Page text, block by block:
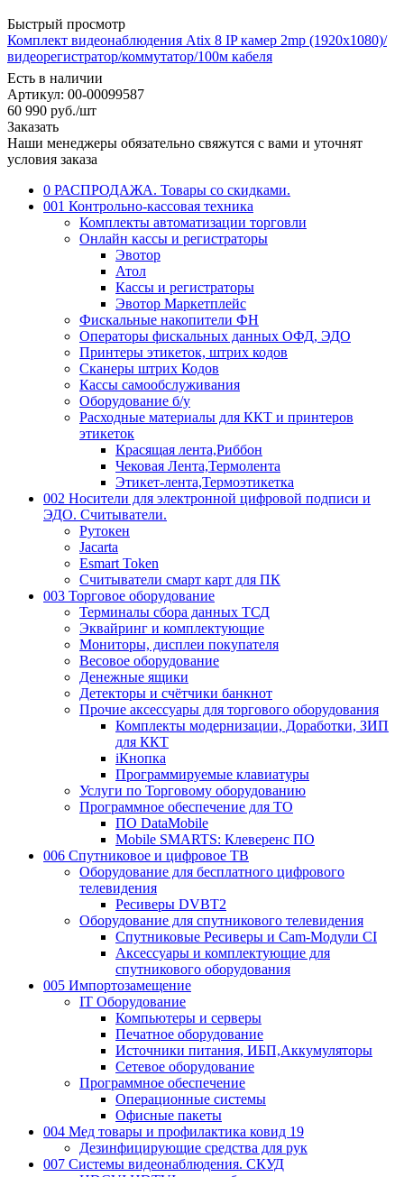
Быстрый просмотр
Комплект видеонаблюдения Atix 8 IP камер 2mp (1920x1080)/
видеорегистратор/коммутатор/100м кабеля
Есть в наличии
Артикул: 00-00099587
60 990 руб./шт
Заказать
Наши менеджеры обязательно свяжутся с вами и уточнят
условия заказа
0 РАСПРОДАЖА. Товары со скидками.
001 Контрольно-кассовая техника
Комплекты автоматизации торговли
Онлайн кассы и регистраторы
Эвотор
Атол
Кассы и регистраторы
Эвотор Маркетплейс
Фискальные накопители ФН
Операторы фискальных данных ОФД, ЭДО
Принтеры этикеток, штрих кодов
Сканеры штрих Кодов
Кассы самообслуживания
Оборудование б/у
Расходные материалы для ККТ и принтеров
этикеток
Красящая лента,Риббон
Чековая Лента,Термолента
Этикет-лента,Термоэтикетка
002 Носители для электронной цифровой подписи и
ЭДО. Считыватели.
Рутокен
Jacarta
Esmart Token
Считыватели смарт карт для ПК
003 Торговое оборудование
Терминалы сбора данных ТСД
Эквайринг и комплектующие
Мониторы, дисплеи покупателя
Весовое оборудование
Денежные ящики
Детекторы и счётчики банкнот
Прочие аксессуары для торгового оборудования
Комплекты модернизации, Доработки, ЗИП
для ККТ
iКнопка
Программируемые клавиатуры
Услуги по Торговому оборудованию
Программное обеспечение для ТО
ПО DataMobile
Mobile SMARTS: Клеверенс ПО
006 Спутниковое и цифровое ТВ
Оборудование для бесплатного цифрового
телевидения
Ресиверы DVBT2
Оборудование для спутникового телевидения
Спутниковые Ресиверы и Cam-Модули CI
Аксессуары и комплектующие для
спутникового оборудования
005 Импортозамещение
IT Оборудование
Компьютеры и серверы
Печатное оборудование
Источники питания, ИБП,Аккумуляторы
Сетевое оборудование
Программное обеспечение
Операционные системы
Офисные пакеты
004 Мед товары и профилактика ковид 19
Дезинфицирующие средства для рук
007 Системы видеонаблюдения. СКУД